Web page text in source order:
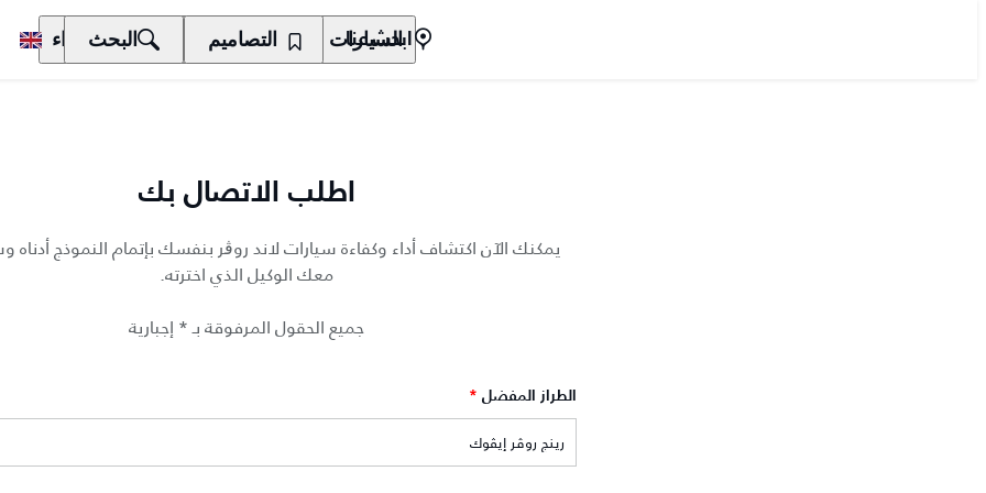
السيارات المالكون الاكتشاف الشراء ابحث عنا التصاميم البحث
اطلب الاتصال بك
يمكنك الآن اكتشاف أداء وكفاءة سيارات لاند روڨر بنفسك بإتمام النموذج
معك الوكيل الذي اخترته.
جميع الحقول المرفوقة بـ * إجبارية
الطراز المفضل *